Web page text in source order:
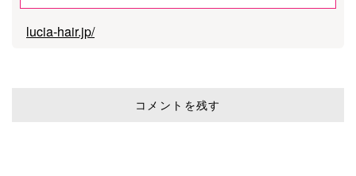
lucia-hair.jp/
コメントを残す